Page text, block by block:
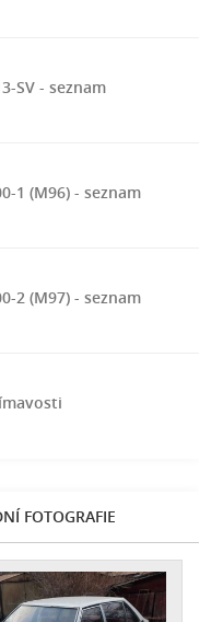
SV - seznam
1 (M96) - seznam
2 (M97) - seznam
FOTOGRAFIE